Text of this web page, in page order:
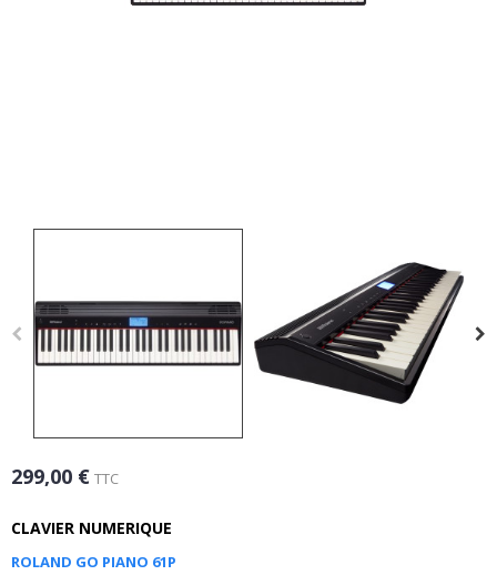
299,00 € TTC
CLAVIER NUMERIQUE
ROLAND GO PIANO 61P